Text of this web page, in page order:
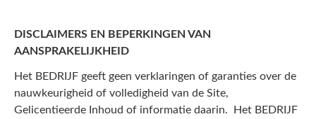
DISCLAIMERS EN BEPERKINGEN VAN
AANSPRAKELIJKHEID
Het BEDRIJF geeft geen verklaringen of garanties over de
nauwkeurigheid of volledigheid van de Site,
Gelicentieerde Inhoud of informatie daarin. Het BEDRIJF